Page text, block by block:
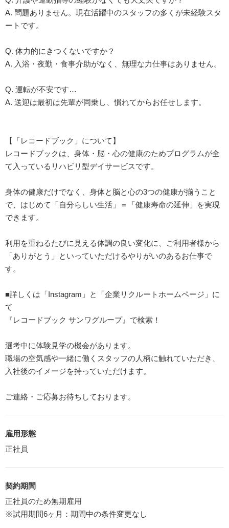
A. 問題ありません。現在活躍中のスタッフの多くが未経験スタ
ートです。
Q. 体力的にきつくないですか？
A. 入浴・夜勤・食事介助がなく、無理な力仕事はありません。
Q. 運転が不安です…
A. 送迎は最初は先輩が同乗し、慣れてからお任せします。
【「レコードブック」について】
レコードブックは、身体・脳・心の健康のためプログラムが全
て入っているリハビリ型デイサービスです。
身体の健康だけでなく、身体と脳と心の3つの健康が揃うこと
で、はじめて「自分らしい生活」＝「健康寿命の延伸」を実現
できます。
利用を重ねるたびに見える体調の良い変化に、ご利用者様から
「ありがとう」といっていただけるやりがいのあるお仕事で
す。
■詳しくは「Instagram」と「企業リクルートホームページ」に
て
『レコードブック サンワグループ』で検索！
選考中に体験見学の機会があります。
職場の空気感や一緒に働くスタッフの人柄に触れていただき、
入社後のイメージを持っていただけます。
ご連絡・ご応募お待ちしております。
雇用形態
正社員
契約期間
正社員のため無期雇用
※試用期間6ヶ月：期間中の条件変更なし